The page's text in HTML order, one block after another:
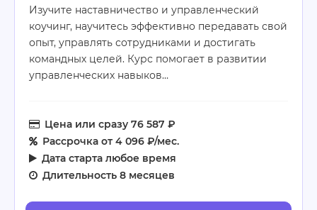
Изучите наставничество и управленческий
коучинг, научитесь эффективно передавать свой
опыт, управлять сотрудниками и достигать
командных целей. Курс помогает в развитии
управленческих навыков…
Цена или сразу 76 587 ₽
Рассрочка от 4 096 ₽/мес.
Дата старта любое время
Длительность 8 месяцев